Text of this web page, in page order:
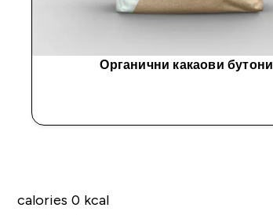
Органични какаови бутони
calories 0 kcal